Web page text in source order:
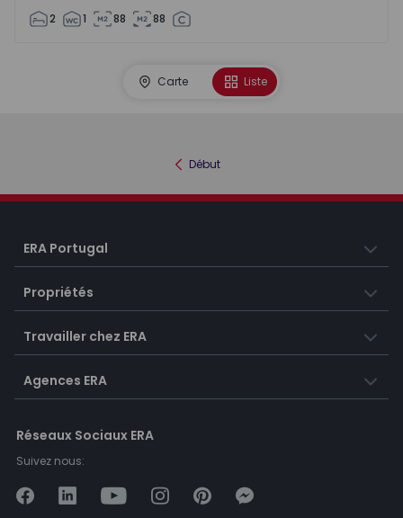
2 1 88 88
Carte Liste
Début
ERA Portugal
Propriétés
Travailler chez ERA
Agences ERA
Réseaux Sociaux ERA
Suivez nous: